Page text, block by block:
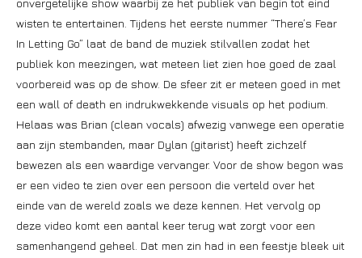
onvergetelijke show waarbij ze het publiek van begin tot eind
wisten te entertainen. Tijdens het eerste nummer “There’s Fear
In Letting Go” laat de band de muziek stilvallen zodat het
publiek kon meezingen, wat meteen liet zien hoe goed de zaal
voorbereid was op de show. De sfeer zit er meteen goed in met
een wall of death en indrukwekkende visuals op het podium.
Helaas was Brian (clean vocals) afwezig vanwege een operatie
aan zijn stembanden, maar Dylan (gitarist) heeft zichzelf
bewezen als een waardige vervanger. Voor de show begon was
er een video te zien over een persoon die verteld over het
einde van de wereld zoals we deze kennen. Het vervolg op
deze video komt een aantal keer terug wat zorgt voor een
samenhangend geheel. Dat men zin had in een feestje bleek uit